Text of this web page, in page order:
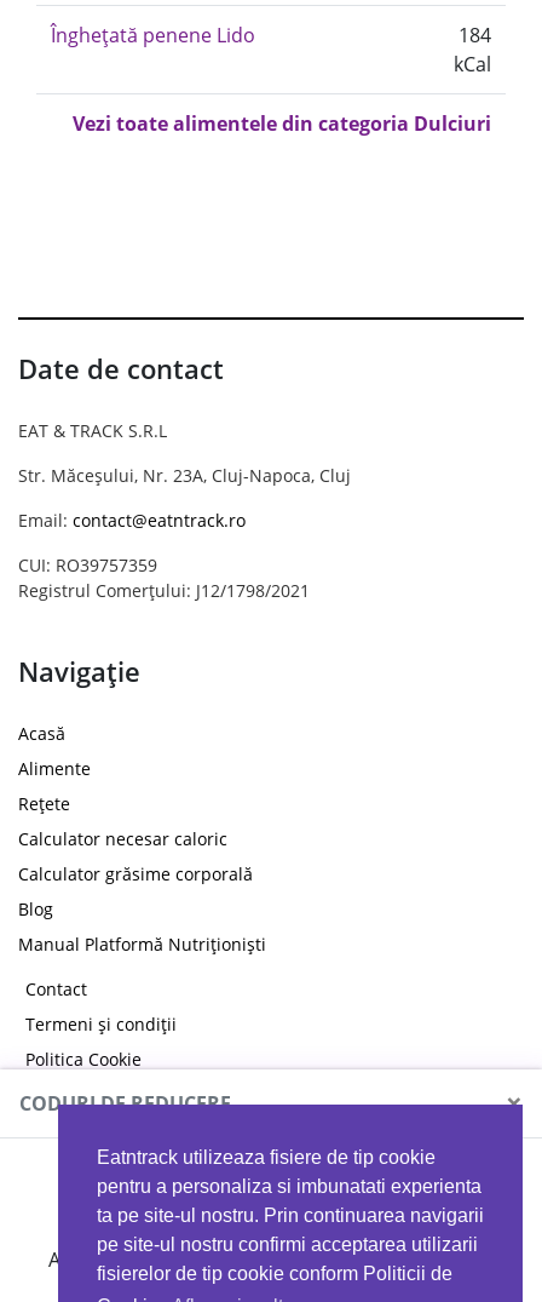
Eatntrack utilizeaza fisiere de tip cookie
pentru a personaliza si imbunatati experienta
ta pe site-ul nostru. Prin continuarea navigarii
pe site-ul nostru confirmi acceptarea utilizarii
fisierelor de tip cookie conform Politicii de
Înghețată penene Lido
184
kCal
Vezi toate alimentele din categoria Dulciuri
Date de contact
EAT & TRACK S.R.L
Str. Măceșului, Nr. 23A, Cluj-Napoca, Cluj
Email: contact@eatntrack.ro
CUI: RO39757359
Registrul Comerțului: J12/1798/2021
Navigație
Acasă
Alimente
Rețete
Calculator necesar caloric
Calculator grăsime corporală
Blog
Manual Platformă Nutriționiști
Contact
Termeni și condiții
Politica Cookie
Politica de confidențialitate
CODURI DE REDUCERE ×
MYPROTEIN
Ai 40%reducere la orice comandă folosind codul
EATTRACK